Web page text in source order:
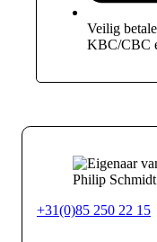
Veilig
KBC/CBC
Philip Schmidt
+31(0)85 250 22 15